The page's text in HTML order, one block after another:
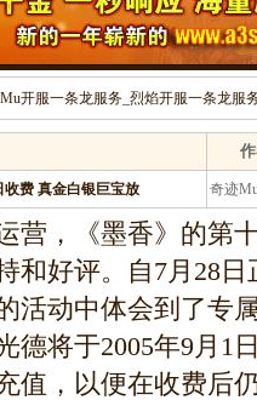
开服一条龙服务_烈焰开服一条龙服
收费 真金白银巨宝放 奇迹
条
营，《墨香》的第
和好评。自7月28
活动中体会到了专
德将于2005年9月1
值，以便在收费后